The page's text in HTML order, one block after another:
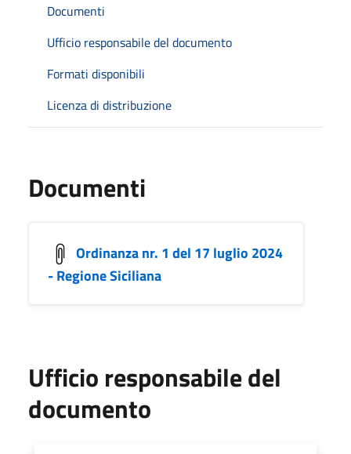
Documenti
Ufficio responsabile del documento
Formati disponibili
Licenza di distribuzione
Documenti
Ordinanza nr. 1 del 17 luglio 2024
- Regione Siciliana
Ufficio responsabile del
documento